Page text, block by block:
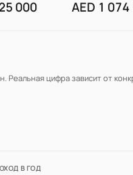
000 AED 1 074
. Реальная цифра зависит от
В ГОД